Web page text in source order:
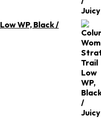
WP, Black /